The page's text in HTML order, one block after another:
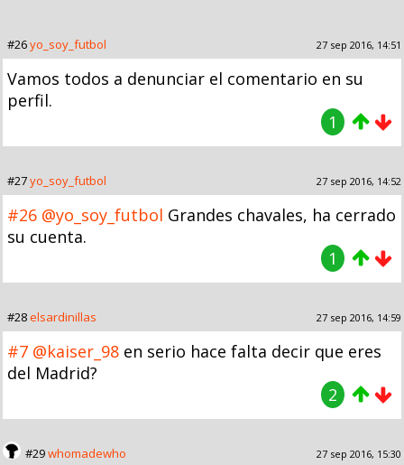
#26yo_soy_futbol 27 sep 2016, 14:51
Vamos todos a denunciar el comentario en su
perfil.
1
#27yo_soy_futbol 27 sep 2016, 14:52
#26 @yo_soy_futbol Grandes chavales, ha cerrado
su cuenta.
1
#28elsardinillas 27 sep 2016, 14:59
#7 @kaiser_98 en serio hace falta decir que eres
del Madrid?
2
#29whomadewho 27 sep 2016, 15:30